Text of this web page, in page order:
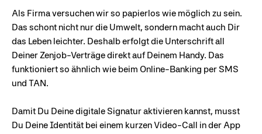
Als Firma versuchen wir so papierlos wie möglich zu sein.
Das schont nicht nur die Umwelt, sondern macht auch Dir
das Leben leichter. Deshalb erfolgt die Unterschrift all
Deiner Zenjob-Verträge direkt auf Deinem Handy. Das
funktioniert so ähnlich wie beim Online-Banking per SMS
und TAN.
Damit Du Deine digitale Signatur aktivieren kannst, musst
Du Deine Identität bei einem kurzen Video-Call in der App